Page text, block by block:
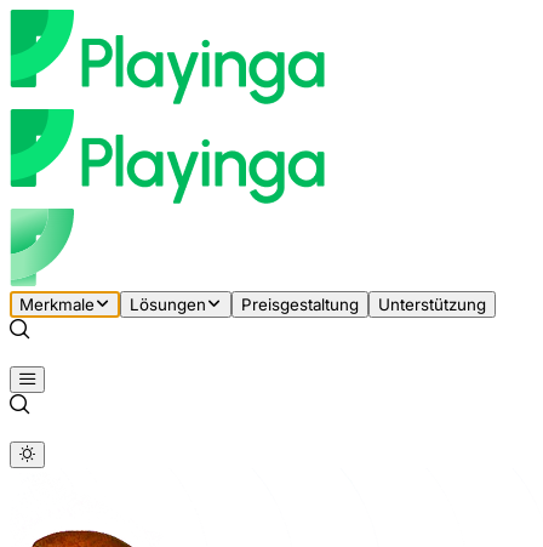
Merkmale Lösungen Preisgestaltung Unterstützung